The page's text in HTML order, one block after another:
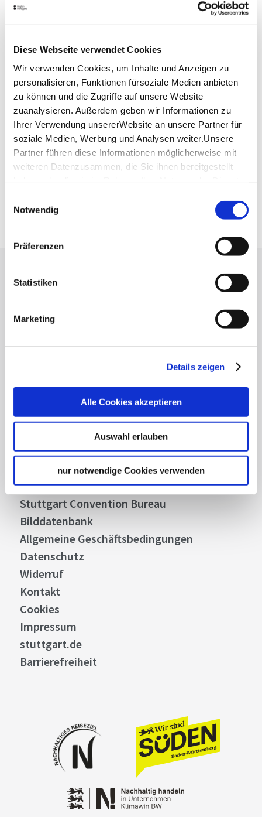
Diese Webseite verwendet Cookies
Wir verwenden Cookies, um Inhalte und Anzeigen zu
personalisieren, Funktionen fürsoziale Medien anbieten
zu können und die Zugriffe auf unsere Website
zuanalysieren. Außerdem geben wir Informationen zu
Ihrer Verwendung unsererWebsite an unsere Partner für
soziale Medien, Werbung und Analysen weiter.Unsere
Partner führen diese Informationen möglicherweise mit
weiteren Datenzusammen, die Sie ihnen bereitgestellt
Impressum
Notwendig
Präferenzen
Statistiken
Marketing
Details zeigen
Alle Cookies akzeptieren
Auswahl erlauben
nur notwendige Cookies verwenden
Justizministerium darin untergebracht.
Prinzenbau
Schillerplatz
70173 Stuttgart
Planen Sie Ihre Anreise
Verkehrs- und Tarifverbund Stuttgart GmbH
Fahrplanauskunft des VVS
Deutsche Bahn AG
Fahrplanauskunft der DB
Lassen Sie sich inspirieren!
Highlights und aktuellen Angeboten in
Stuttgart und Region immer up-to-date.
Stellenangebote
Business
Stuttgart Convention Bureau
Bilddatenbank
Allgemeine Geschäftsbedingungen
Datenschutz
Widerruf
Kontakt
Cookies
Impressum
stuttgart.de
Barrierefreiheit